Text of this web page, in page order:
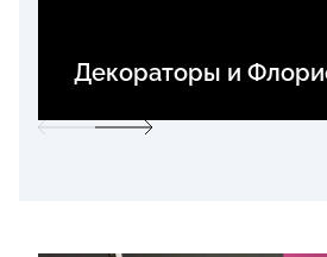
Декораторы и